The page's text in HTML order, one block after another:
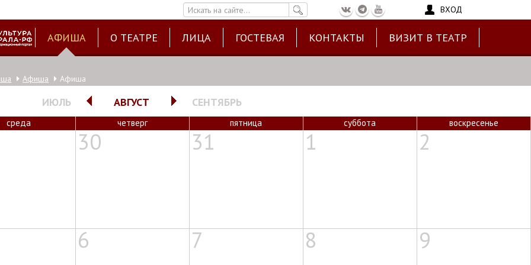
ВХОД
АФИША О ТЕАТРЕ ЛИЦА ГОСТЕВАЯ КОНТАКТЫ ВИЗИТ В ТЕАТР
Афиша Афиша
ИЮЛЬ АВГУСТ СЕНТЯБРЬ
среда четверг пятница суббота воскресенье
30 31 1 2
6 7 8 9